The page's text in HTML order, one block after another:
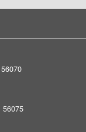
56070
56075